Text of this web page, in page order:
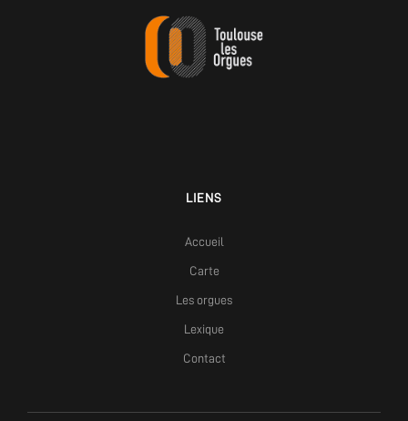
LIENS
Accueil
Carte
Les orgues
Lexique
Contact